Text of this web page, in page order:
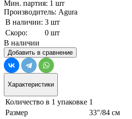
Мин. партия: 1 шт
Производитель: Agura
В наличии: 3 шт
Скоро:
0 шт
В наличии
Добавить в сравнение
Характеристики
Количество в 1 упаковке 1
Размер
33"/84 см